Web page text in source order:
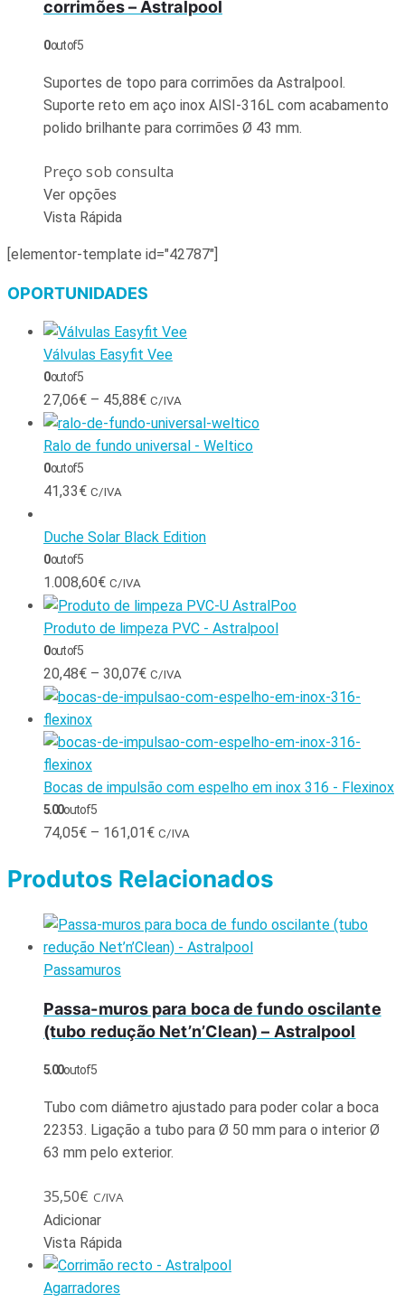
corrimões – Astralpool
0out of 5
Suportes de topo para corrimões da Astralpool.
Suporte reto em aço inox AISI-316L com acabamento
polido brilhante para corrimões Ø 43 mm.
Preço sob consulta
Ver opções
Vista Rápida
[elementor-template id="42787"]
OPORTUNIDADES
Válvulas Easyfit Vee
0out of 5
27,06€ – 45,88€ C/IVA
Ralo de fundo universal - Weltico
0out of 5
41,33€ C/IVA
Duche Solar Black Edition
0out of 5
1.008,60€ C/IVA
Produto de limpeza PVC - Astralpool
0out of 5
20,48€ – 30,07€ C/IVA
Bocas de impulsão com espelho em inox 316 - Flexinox
5.00out of 5
74,05€ – 161,01€ C/IVA
Produtos Relacionados
Passamuros
Passa-muros para boca de fundo oscilante
(tubo redução Net’n’Clean) – Astralpool
5.00out of 5
Tubo com diâmetro ajustado para poder colar a boca
22353. Ligação a tubo para Ø 50 mm para o interior Ø
63 mm pelo exterior.
35,50€ C/IVA
Adicionar
Vista Rápida
Agarradores